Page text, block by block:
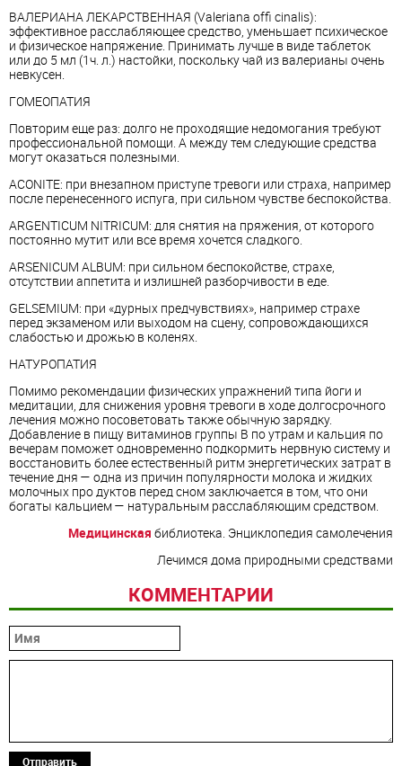
ВАЛЕРИАНА ЛЕКАРСТВЕННАЯ (Valeriana offi cinalis):
эффективное расслабляющее средство, уменьшает психическое
и физическое напряжение. Принимать лучше в виде таблеток
или до 5 мл (1ч. л.) настойки, поскольку чай из валерианы очень
невкусен.
ГОМЕОПАТИЯ
Повторим еще раз: долго не проходящие недомогания требуют
профессиональной помощи. А между тем следующие средства
могут оказаться полезными.
ACONITE: при внезапном приступе тревоги или страха, например
после перенесенного испуга, при сильном чувстве беспокойства.
ARGENTICUM NITRICUM: для снятия на пряжения, от которого
постоянно мутит или все время хочется сладкого.
ARSENICUM ALBUM: при сильном беспокойстве, страхе,
отсутствии аппетита и излишней разборчивости в еде.
GELSEMIUM: при «дурных предчувствиях», например страхе
перед экзаменом или выходом на сцену, сопровождающихся
слабостью и дрожью в коленях.
НАТУРОПАТИЯ
Помимо рекомендации физических упражнений типа йоги и
медитации, для снижения уровня тревоги в ходе долгосрочного
лечения можно посоветовать также обычную зарядку.
Добавление в пищу витаминов группы В по утрам и кальция по
вечерам поможет одновременно подкормить нервную систему и
восстановить более естественный ритм энергетических затрат в
течение дня — одна из причин популярности молока и жидких
молочных про дуктов перед сном заключается в том, что они
богаты кальцием — натуральным расслабляющим средством.
Медицинская библиотека. Энциклопедия самолечения
Лечимся дома природными средствами
КОММЕНТАРИИ
Отправить